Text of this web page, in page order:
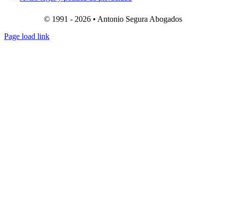
© 1991 - 2026 • Antonio Segura Abogados
Page load link